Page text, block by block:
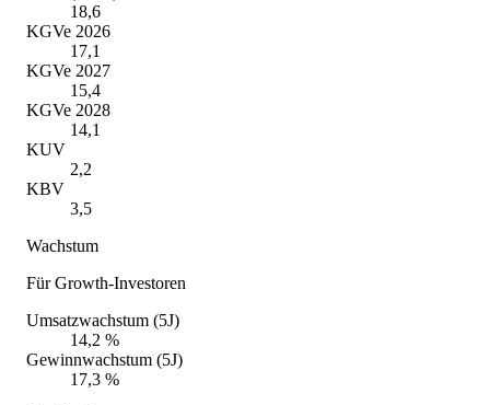
18,6
KGVe 2026
17,1
KGVe 2027
15,4
KGVe 2028
14,1
KUV
2,2
KBV
3,5
Wachstum
Für Growth-Investoren
Umsatzwachstum (5J)
14,2 %
Gewinnwachstum (5J)
17,3 %